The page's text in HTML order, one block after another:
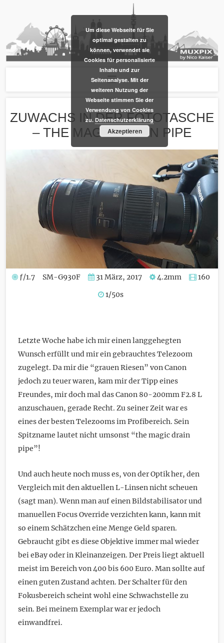
ZUWACHS IN DER FOTOTASCHE
– THE MAGIC DRAIN PIPE
ƒ/1.7 SM-G930F 31 März, 2017 4.2mm
160
1/50s
Letzte Woche habe ich mir einen langgehegten
Wunsch erfüllt und mir ein gebrauchtes Telezoom
zugelegt. Da mir die “grauen Riesen” von Canon
jedoch zu teuer waren, kam mir der Tipp eines
Freundes, mir doch mal das Canon 80-200mm F2.8 L
anzuschauen, gerade Recht. Zu seiner Zeit war es
eines der besten Telezooms im Profibereich. Sein
Spitzname lautet nicht umsonst “the magic drain
pipe”!
Und auch heute noch muss es, von der Optik her, den
Vergleich mit den aktuellen L-Linsen nicht scheuen
(sagt man). Wenn man auf einen Bildstabilisator und
manuellen Focus Override verzichten kann, kann mit
so einem Schätzchen eine Menge Geld sparen.
Gebraucht gibt es diese Objektive immer mal wieder
bei eBay oder in Kleinanzeigen. Der Preis liegt aktuell
meist im Bereich von 400 bis 600 Euro. Man sollte auf
einen guten Zustand achten. Der Schalter für den
Fokusbereich scheint wohl eine Schwachstelle zu
sein. Bei meinem Exemplar war er jedoch
einwandfrei.
​Um diese Webseite für Sie
optimal gestalten zu
können, verwendet sie
Cookies für personalisierte
Inhalte und zur
Seitenanalyse. Mit der
weiteren Nutzung der
Webseite stimmen Sie der
Verwendung von Cookies
zu. Datenschutzerklärung
Akzeptieren